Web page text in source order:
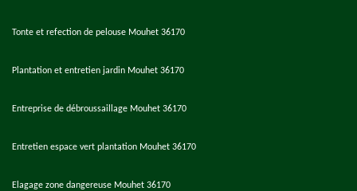
Tonte et refection de pelouse Mouhet 36170
Plantation et entretien jardin Mouhet 36170
Entreprise de débroussaillage Mouhet 36170
Entretien espace vert plantation Mouhet 36170
Elagage zone dangereuse Mouhet 36170